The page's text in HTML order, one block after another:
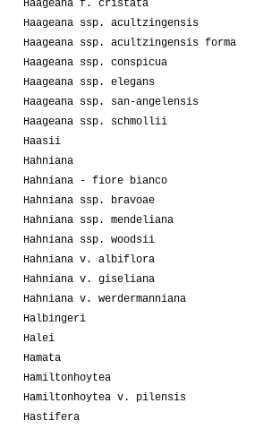
Haageana f. cristata
Haageana ssp. acultzingensis
Haageana ssp. acultzingensis forma
Haageana ssp. conspicua
Haageana ssp. elegans
Haageana ssp. san-angelensis
Haageana ssp. schmollii
Haasii
Hahniana
Hahniana - fiore bianco
Hahniana ssp. bravoae
Hahniana ssp. mendeliana
Hahniana ssp. woodsii
Hahniana v. albiflora
Hahniana v. giseliana
Hahniana v. werdermanniana
Halbingeri
Halei
Hamata
Hamiltonhoytea
Hamiltonhoytea v. pilensis
Hastifera